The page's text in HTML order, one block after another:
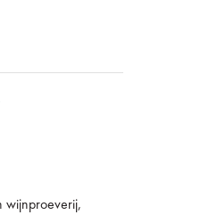
wijnproeverij,